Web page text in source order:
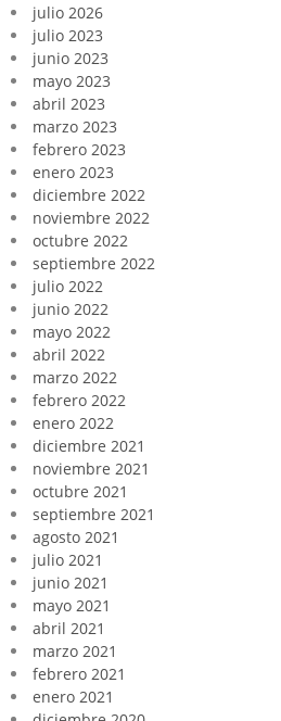
julio 2026
julio 2023
junio 2023
mayo 2023
abril 2023
marzo 2023
febrero 2023
enero 2023
diciembre 2022
noviembre 2022
octubre 2022
septiembre 2022
julio 2022
junio 2022
mayo 2022
abril 2022
marzo 2022
febrero 2022
enero 2022
diciembre 2021
noviembre 2021
octubre 2021
septiembre 2021
agosto 2021
julio 2021
junio 2021
mayo 2021
abril 2021
marzo 2021
febrero 2021
enero 2021